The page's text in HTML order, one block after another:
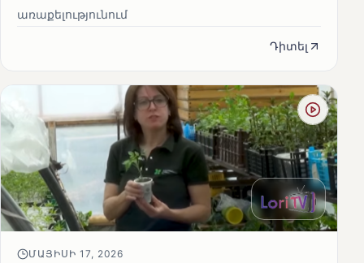
առաքելությունում
Դիտել
ՄԱՅԻՍԻ 17, 2026